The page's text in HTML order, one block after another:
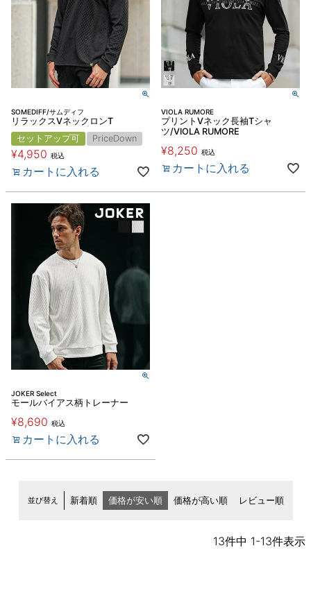
SOMEDIFF/サムディフ
リラックスVネックロンT
セットアップ可
PriceDown
¥4,950 税込
カートに入れる
VIOLA RUMORE
プリントVネック長袖Tシャ
ツ/VIOLA RUMORE
¥8,250 税込
カートに入れる
JOKER Select
モールバイアス柄トレーナー
¥8,690 税込
カートに入れる
並び替え 新着順 価格が安い順 価格が高い順 レビュー順
13件中 1-13件表示